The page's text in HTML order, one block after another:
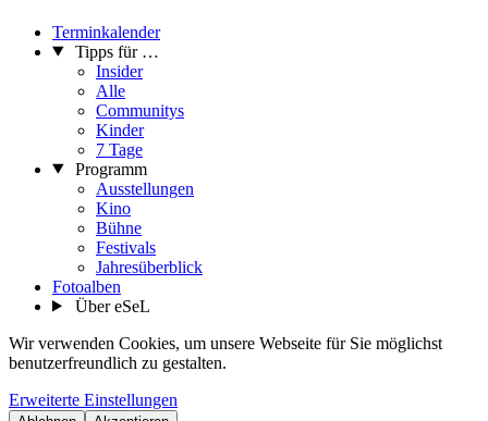
Terminkalender
Tipps für …
Insider
Alle
Communitys
Kinder
7 Tage
Programm
Ausstellungen
Kino
Bühne
Festivals
Jahresüberblick
Fotoalben
Über eSeL
Wir verwenden Cookies, um unsere Webseite für Sie möglichst
benutzerfreundlich zu gestalten.
Erweiterte Einstellungen